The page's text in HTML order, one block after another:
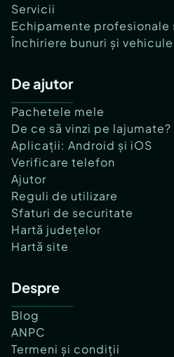
Servicii
Echipamente profesionale
Închiriere bunuri și vehicule
De ajutor
Pachetele mele
De ce să vinzi pe lajumate?
Aplicații: Android și iOS
Verificare telefon
Ajutor
Reguli de utilizare
Sfaturi de securitate
Hartă județelor
Hartă site
Despre
Blog
ANPC
Termeni și condiții